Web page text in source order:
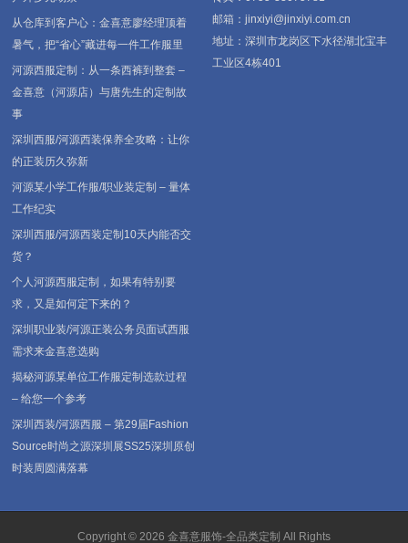
从仓库到客户心：金喜意廖经理顶着
暑气，把“省心”藏进每一件工作服里
河源西服定制：从一条西裤到整套 –
金喜意（河源店）与唐先生的定制故
事
深圳西服/河源西装保养全攻略：让你
的正装历久弥新
河源某小学工作服/职业装定制 – 量体
工作纪实
深圳西服/河源西装定制10天内能否交
货？
个人河源西服定制，如果有特别要
求，又是如何定下来的？
深圳职业装/河源正装公务员面试西服
需求来金喜意选购
揭秘河源某单位工作服定制选款过程
– 给您一个参考
深圳西装/河源西服 – 第29届Fashion
Source时尚之源深圳展SS25深圳原创
时装周圆满落幕
邮箱：jinxiyi@jinxiyi.com.cn
地址：深圳市龙岗区下水径湖北宝丰
工业区4栋401
Copyright © 2026 金喜意服饰-全品类定制 All Rights